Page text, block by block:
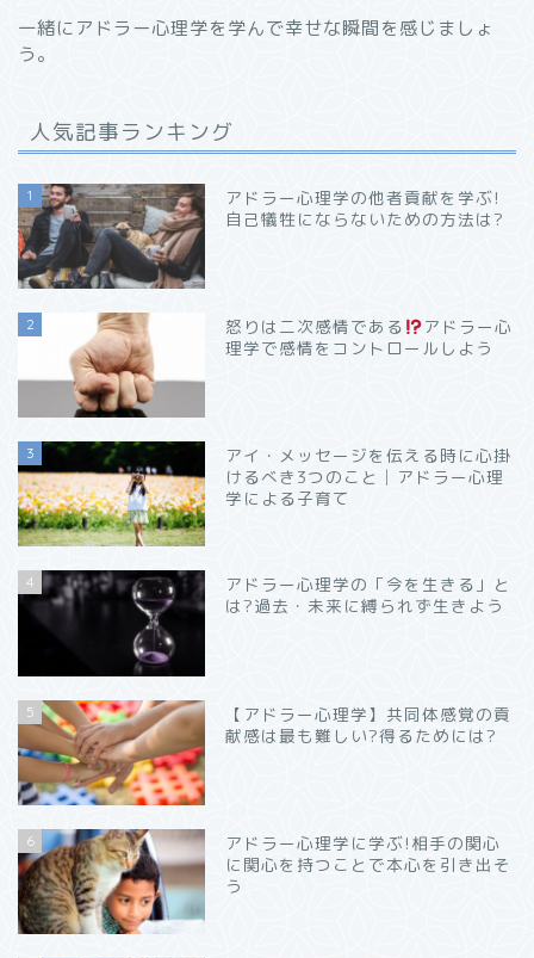
一緒にアドラー心理学を学んで幸せな瞬間を感じましょ
う。
人気記事ランキング
1
アドラー心理学の他者貢献を学ぶ!
自己犠牲にならないための方法は?
2 怒りは二次感情である
アドラー心
理学で感情をコントロールしよう
3
アイ・メッセージを伝える時に心掛
けるべき3つのこと│アドラー心理
学による子育て
4
アドラー心理学の「今を生きる」と
は?過去・未来に縛られず生きよう
5
【アドラー心理学】共同体感覚の貢
献感は最も難しい?得るためには?
6
アドラー心理学に学ぶ!相手の関心
に関心を持つことで本心を引き出そ
う